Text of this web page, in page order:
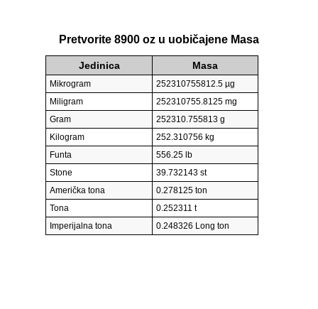
Pretvorite 8900 oz u uobičajene Masa
Jedinica Masa
Mikrogram
252310755812.5 µg
Miligram
252310755.8125 mg
Gram
252310.755813 g
Kilogram
252.310756 kg
Funta
556.25 lb
Stone
39.732143 st
Američka tona
0.278125 ton
Tona
0.252311 t
Imperijalna tona
0.248326 Long ton